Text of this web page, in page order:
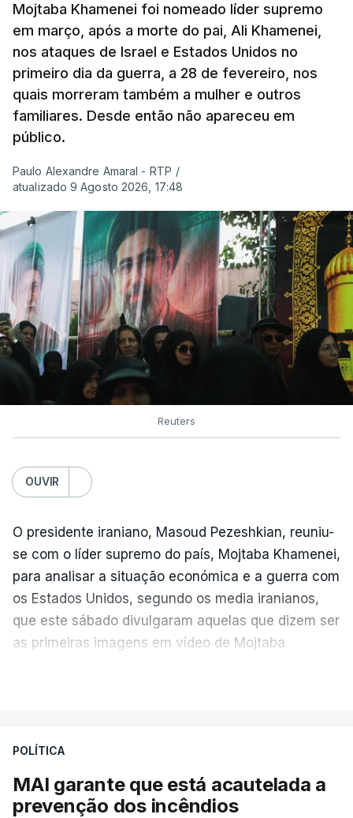
Mojtaba Khamenei foi nomeado líder supremo
em março, após a morte do pai, Ali Khamenei,
nos ataques de Israel e Estados Unidos no
primeiro dia da guerra, a 28 de fevereiro, nos
quais morreram também a mulher e outros
familiares. Desde então não apareceu em
público.
Paulo Alexandre Amaral - RTP /
atualizado 9 Agosto 2026, 17:48
Reuters
OUVIR
O presidente iraniano, Masoud Pezeshkian, reuniu-
se com o líder supremo do país, Mojtaba Khamenei,
para analisar a situação económica e a guerra com
os Estados Unidos, segundo os media iranianos,
que este sábado divulgaram aquelas que dizem ser
as primeiras imagens em vídeo de Mojtaba
Mehr na rede social Telegram, como aquilo que
israelita, que nos últimos tempos vem dando conta
de que o líder supremo iraniano estará em estado
POLÍTICA
MAI garante que está acautelada a
prevenção dos incêndios